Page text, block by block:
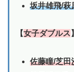
坂井雄飛/
【女子ダブルス 】
佐藤瞳/芝